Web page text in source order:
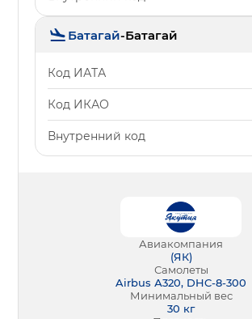
Батагай-Батагай
Код ИАТА
Код ИКАО
Внутренний код
Авиакомпания
(ЯК)
Самолеты
Airbus А320, DHC-8-300
Минимальный вес
30 кг